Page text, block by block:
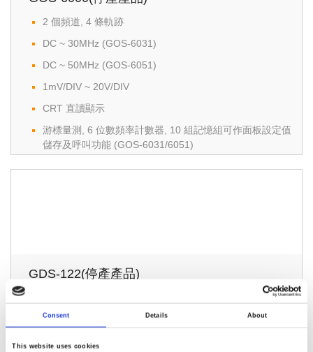
Consent Details About
This website uses cookies
2 個頻道, 4 條軌跡
DC ~ 30MHz (GOS-6031)
DC ~ 50MHz (GOS-6051)
1mV/DIV ~ 20V/DIV
CRT 直讀顯示
游標量測, 6 位數頻率計數器, 10 組記憶組可作面板設定值
儲存及呼叫功能 (GOS-6031/6051)
GDS-122(停產產品)
100MS/s Real-Time Sampling Rate
True RMS Multimeter: Volt, AMp, Ohm, Continuity, Diode